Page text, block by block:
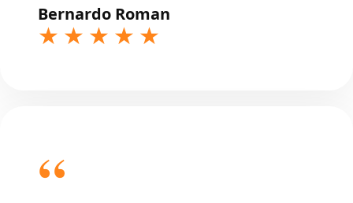
Bernardo Roman